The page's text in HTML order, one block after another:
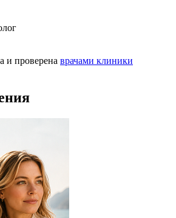
и проверена врачами клиники